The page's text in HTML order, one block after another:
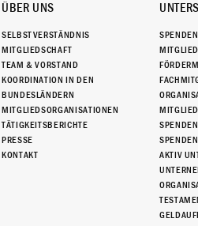
ÜBER UNS
SELBSTVERSTÄNDNIS
MITGLIEDSCHAFT
TEAM & VORSTAND
KOORDINATION IN DEN
BUNDESLÄNDERN
MITGLIEDSORGANISATIONEN
TÄTIGKEITSBERICHTE
PRESSE
KONTAKT
AKTIV